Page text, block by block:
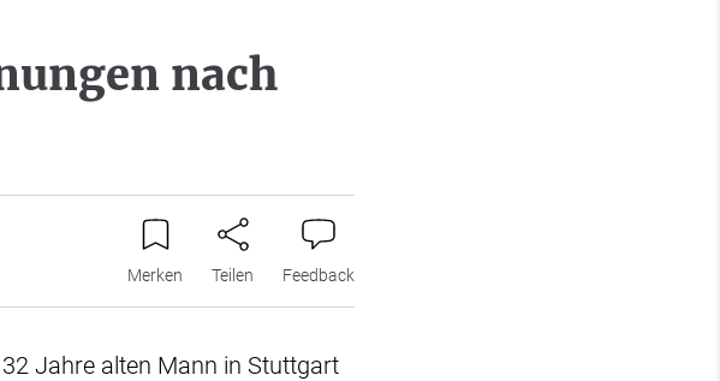
nach
Merken Teilen Feedback
Jahre alten Mann in Stuttgart